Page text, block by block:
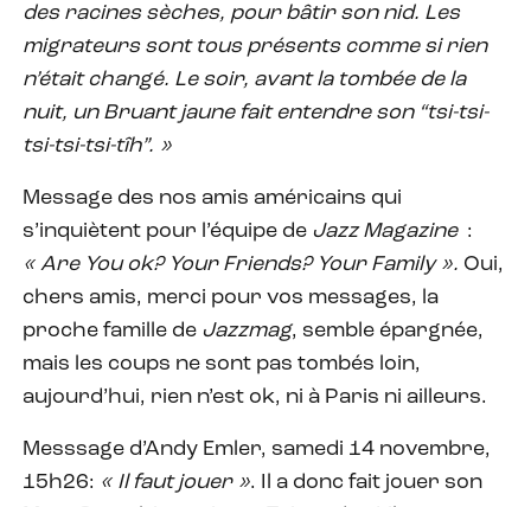
des racines sèches, pour bâtir son nid. Les
migrateurs sont tous présents comme si rien
n’était changé. Le soir, avant la tombée de la
nuit, un Bruant jaune fait entendre son “tsi-tsi-
tsi-tsi-tsi-tîh”. »
Message des nos amis américains qui
s’inquiètent pour l’équipe de Jazz Magazine :
« Are You ok? Your Friends? Your Family ». Oui,
chers amis, merci pour vos messages, la
proche famille de Jazzmag, semble épargnée,
mais les coups ne sont pas tombés loin,
aujourd’hui, rien n’est ok, ni à Paris ni ailleurs.
Messsage d’Andy Emler, samedi 14 novembre,
15h26: « Il faut jouer ». Il a donc fait jouer son